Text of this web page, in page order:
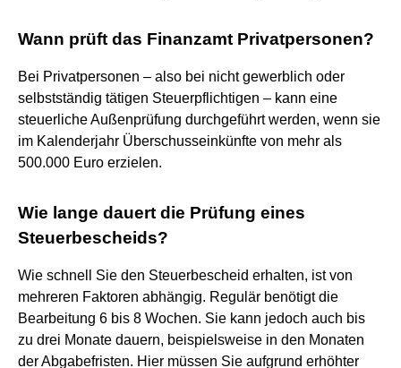
Wann prüft das Finanzamt Privatpersonen?
Bei Privatpersonen – also bei nicht gewerblich oder
selbstständig tätigen Steuerpflichtigen – kann eine
steuerliche Außenprüfung durchgeführt werden, wenn sie
im Kalenderjahr Überschusseinkünfte von mehr als
500.000 Euro erzielen.
Wie lange dauert die Prüfung eines
Steuerbescheids?
Wie schnell Sie den Steuerbescheid erhalten, ist von
mehreren Faktoren abhängig. Regulär benötigt die
Bearbeitung 6 bis 8 Wochen. Sie kann jedoch auch bis
zu drei Monate dauern, beispielsweise in den Monaten
der Abgabefristen. Hier müssen Sie aufgrund erhöhter